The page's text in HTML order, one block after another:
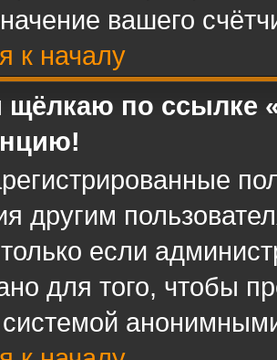
вашего
к началу
щёлкаю по ссылке
другим
если
для того, чтобы
системой